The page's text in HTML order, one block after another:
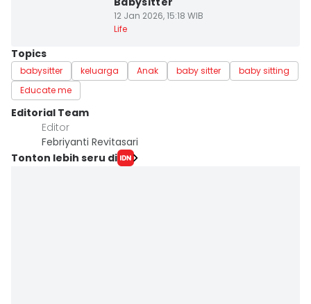
12 Jan 2026, 15:18 WIB
Life
Topics
babysitter keluarga Anak baby sitter
baby sitting
Educate me
Editorial Team
Editor
Febriyanti Revitasari
Tonton lebih seru di